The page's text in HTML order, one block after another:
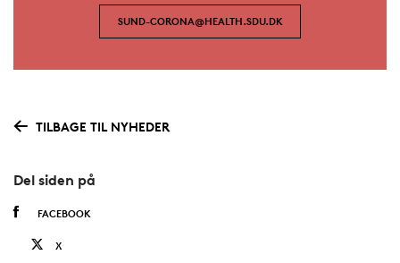
SUND-CORONA@HEALTH.SDU.DK
TILBAGE TIL NYHEDER
Del siden på
FACEBOOK
X